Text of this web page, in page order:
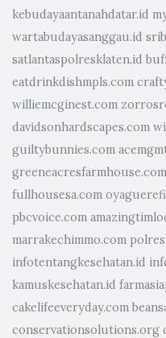
kebudayaantanahdatar.id
wartabudayasanggau.id
satlantaspolresklaten.id
eatdrinkdishmpls.com
williemcginest.com
davidsonhardscapes.com
guiltybunnies.com
greeneacresfarmhouse.com
fullhousesa.com
pbcvoice.com
marrakechimmo.com
infotentangkesehatan.id
kamuskesehatan.id
cakelifeeveryday.com
conservationsolutions.org